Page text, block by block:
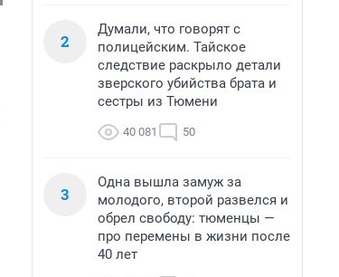
2
Думали, что говорят с
полицейским. Тайское
следствие раскрыло детали
зверского убийства брата и
сестры из Тюмени
40 081 50
3
Одна вышла замуж за
молодого, второй развелся и
обрел свободу: тюменцы —
про перемены в жизни после
40 лет